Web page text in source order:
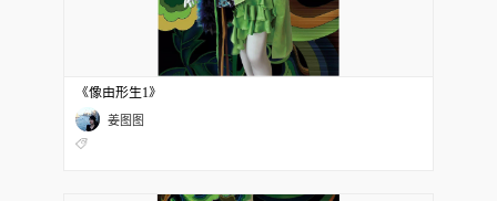
《像由形生1》
姜图图